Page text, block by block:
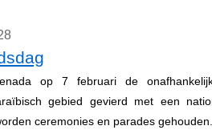
op 7 februari de
gebied gevierd met een
ceremonies en parades gehouden.